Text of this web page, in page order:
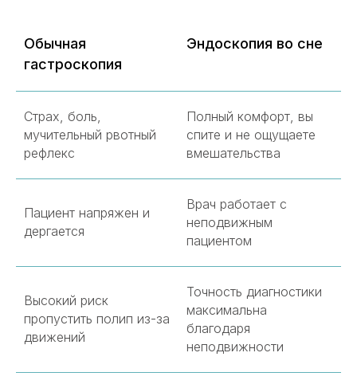
Обычная
гастроскопия
Эндоскопия во сне
Страх, боль,
мучительный рвотный
рефлекс
Полный комфорт, вы
спите и не ощущаете
вмешательства
Пациент напряжен и
дергается
Врач работает с
неподвижным
пациентом
Высокий риск
пропустить полип из-за
движений
Точность диагностики
максимальна
благодаря
неподвижности